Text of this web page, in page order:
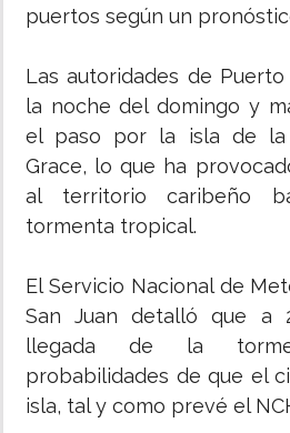
puertos según un
Las autoridades de
la noche del domingo y
el paso por la isla de la
Grace, lo que ha
al territorio caribeño
tormenta tropical.
El Servicio Nacional de
San Juan detalló que a
llegada de la
probabilidades de que el
isla, tal y como prevé el